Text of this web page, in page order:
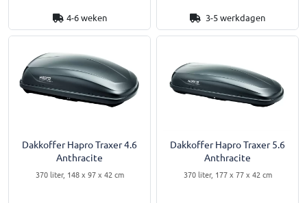
4-6 weken 3-5 werkdagen
Dakkoffer Hapro Traxer 4.6
Anthracite
370 liter, 148 x 97 x 42 cm
Dakkoffer Hapro Traxer 5.6
Anthracite
370 liter, 177 x 77 x 42 cm